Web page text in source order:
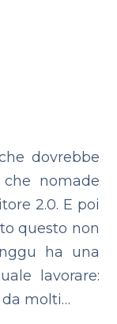
dovrebbe
nomade
2.0. E poi
questo non
ha una
lavorare:
molti…